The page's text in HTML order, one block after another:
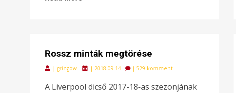
Rossz minták megtörése
| gringow
Posted
| 2018-09-14 | 529 komment
A Liverpool dicső 2017-18-as szezonjának